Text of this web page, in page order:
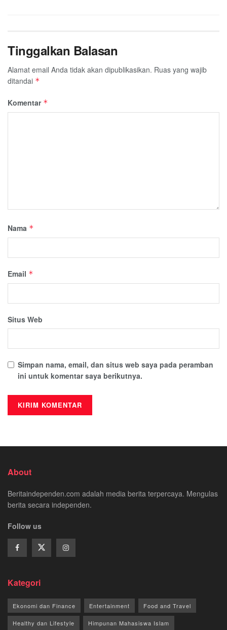
Tinggalkan Balasan
Alamat email Anda tidak akan dipublikasikan. Ruas yang wajib
ditandai *
Komentar *
Nama *
Email *
Situs Web
Simpan nama, email, dan situs web saya pada peramban
ini untuk komentar saya berikutnya.
About
Beritaindependen.com adalah media berita terpercaya. Mengulas
berita secara independen.
Follow us
Kategori
Ekonomi dan Finance Entertainment Food and Travel
Healthy dan Lifestyle Himpunan Mahasiswa Islam